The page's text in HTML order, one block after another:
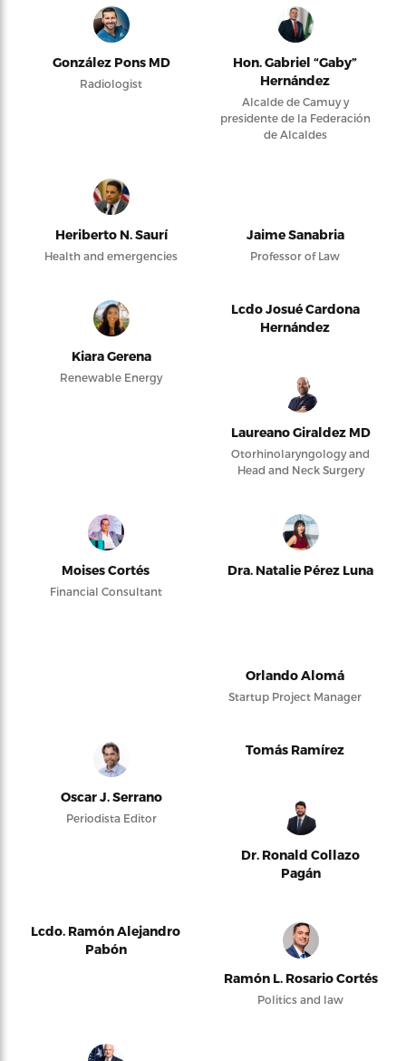
González Pons MD
Radiologist
Hon. Gabriel “Gaby”
Hernández
Alcalde de Camuy y
presidente de la Federación
de Alcaldes
Heriberto N. Saurí
Health and emergencies
Jaime Sanabria
Professor of Law
Kiara Gerena
Renewable Energy
Lcdo Josué Cardona
Hernández
Laureano Giraldez MD
Otorhinolaryngology and
Head and Neck Surgery
Moises Cortés
Financial Consultant
Dra. Natalie Pérez Luna
Orlando Alomá
Startup Project Manager
Oscar J. Serrano
Periodista Editor
Tomás Ramírez
Dr. Ronald Collazo
Pagán
Lcdo. Ramón Alejandro
Pabón
Ramón L. Rosario Cortés
Politics and law